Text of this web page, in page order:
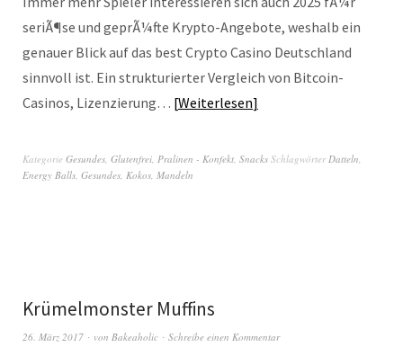
seriÃ¶se und geprÃ¼fte Krypto-Angebote, weshalb ein
genauer Blick auf das best Crypto Casino Deutschland
sinnvoll ist. Ein strukturierter Vergleich von Bitcoin-
Casinos, Lizenzierung… Weiterlesen
Kategorie Gesundes, Glutenfrei, Pralinen - Konfekt, Snacks SchlagwörterDatteln,
Energy Balls, Gesundes, Kokos, Mandeln
Krümelmonster Muffins
26. März 2017 von Bakeaholic Schreibe einen Kommentar